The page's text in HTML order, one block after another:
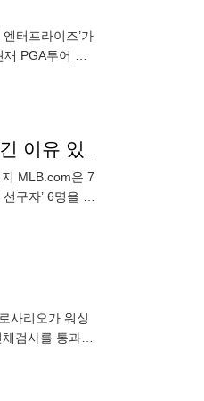
터프라이즈’가
PGA투어 최
“ML 데뷔 전에 이미 기록 세웠다” 美, 이정후 한국 선구자로 소개…SF 거액 안긴 이유 있었다
MLB.com은 7
구자’ 6명을 소
사리오가 워싱
검사를 통과하